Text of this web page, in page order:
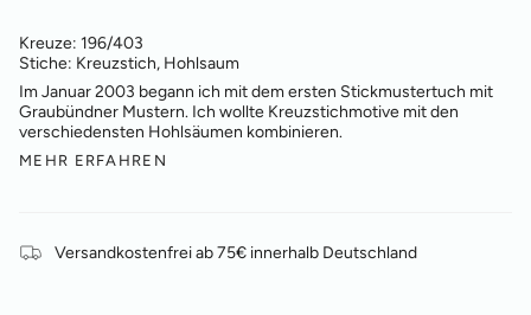
Kreuze: 196/403
Stiche: Kreuzstich, Hohlsaum
Im Januar 2003 begann ich mit dem ersten Stickmustertuch mit
Graubündner Mustern. Ich wollte Kreuzstichmotive mit den
verschiedensten Hohlsäumen kombinieren.
MEHR ERFAHREN
Versandkostenfrei ab 75€ innerhalb Deutschland